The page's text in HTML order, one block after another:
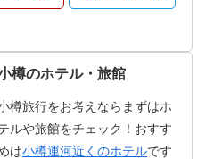
樽のホテル・旅館
樽旅行をお考えならまずはホ
ルや旅館をチェック！おすす
は小樽運河近くのホテルです